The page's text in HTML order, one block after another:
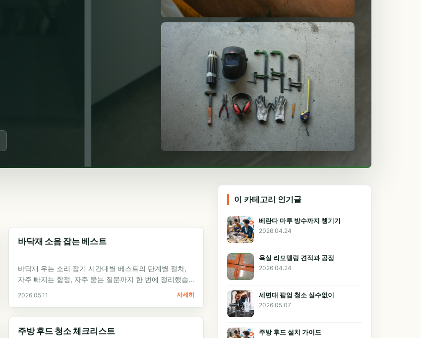
바닥재 소음 잡는 베스트
바닥재 우는 소리 잡기 시간대별 베스트의 단계별 절차,
자주 빠지는 함정, 자주 묻는 질문까지 한 번에 정리했습
2026.05.11 자세히
주방 후드 청소 체크리스트
이 카테고리 인기글
베란다 마루 방수까지 챙기기
2026.04.24
욕실 리모델링 견적과 공정
2026.04.24
세면대 팝업 청소 실수없이
2026.05.07
주방 후드 설치 가이드